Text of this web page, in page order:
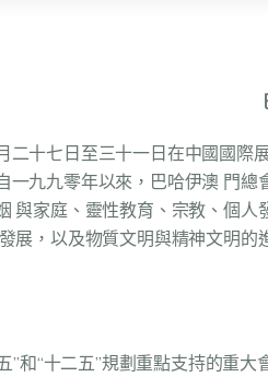
二十七日至三十一日在中國國
一九九零年以來，巴哈伊澳 門
與家庭、靈性教育、宗教、個
展，以及物質文明與精神文明
”和“十二五”規劃重點支持的